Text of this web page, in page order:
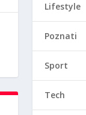
Lifestyle
Poznati
Sport
Tech